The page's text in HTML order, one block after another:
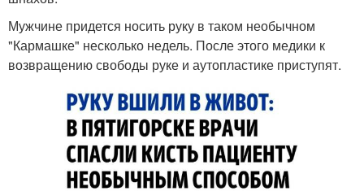
Мужчине придется носить руку в таком необычном
"Кармашке" несколько недель. После этого медики к
возвращению свободы руке и аутопластике приступят.